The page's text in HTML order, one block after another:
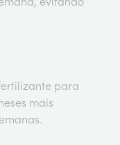
para
mais